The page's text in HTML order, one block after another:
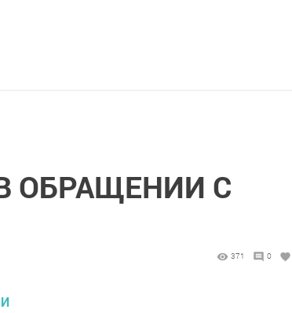
ОБРАЩЕНИИ С
371 0